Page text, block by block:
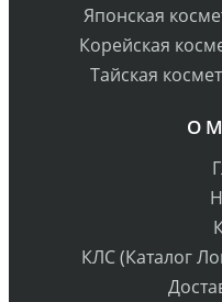
Японская
Корейская
Тайская
О
КЛС (Каталог